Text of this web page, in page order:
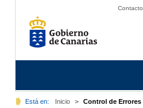
Contacto
Está en: Inicio > Control de Errores